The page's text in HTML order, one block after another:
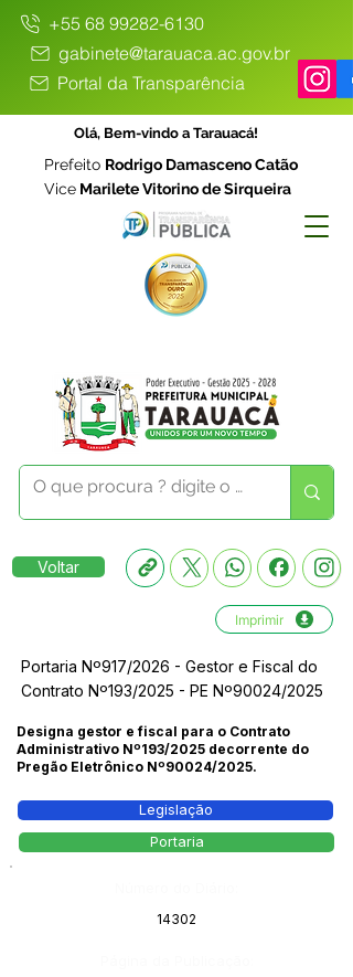
+55 68 99282-6130
gabinete@tarauaca.ac.gov.br
Portal da Transparência
Olá, Bem-vindo a Tarauacá!
Prefeito Rodrigo Damasceno Catão
Vice Marilete Vitorino de Sirqueira
Voltar
Imprimir
Portaria Nº917/2026 - Gestor e Fiscal do
Contrato Nº193/2025 - PE Nº90024/2025
Designa gestor e fiscal para o Contrato
Administrativo Nº193/2025 decorrente do
Pregão Eletrônico Nº90024/2025.
Legislação
Portaria
14302